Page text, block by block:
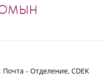
- Отделение, CDEK